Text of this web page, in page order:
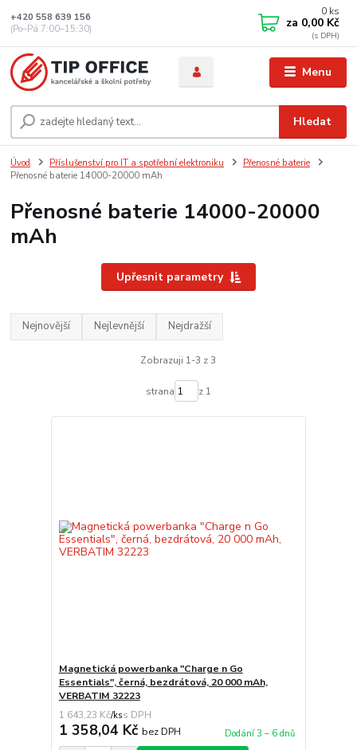
Menu
Hledat
+420 558 639 156
(Po–Pá 7:00–15:30)
0 ks
za 0,00 Kč
Úvod Příslušenství pro IT a spotřební elektroniku
Přenosné baterie
Přenosné baterie 14000-20000 mAh
Přenosné baterie 14000-20000
mAh
Upřesnit parametry
Nejnovější Nejlevnější Nejdražší
Zobrazuji 1-3 z 3
strana z 1
Magnetická powerbanka "Charge n Go
Essentials", černá, bezdrátová, 20 000 mAh,
VERBATIM 32223
1 643,23 Kč/ks
1 358,04 Kč bez DPH Dodání 3 – 6 dnů